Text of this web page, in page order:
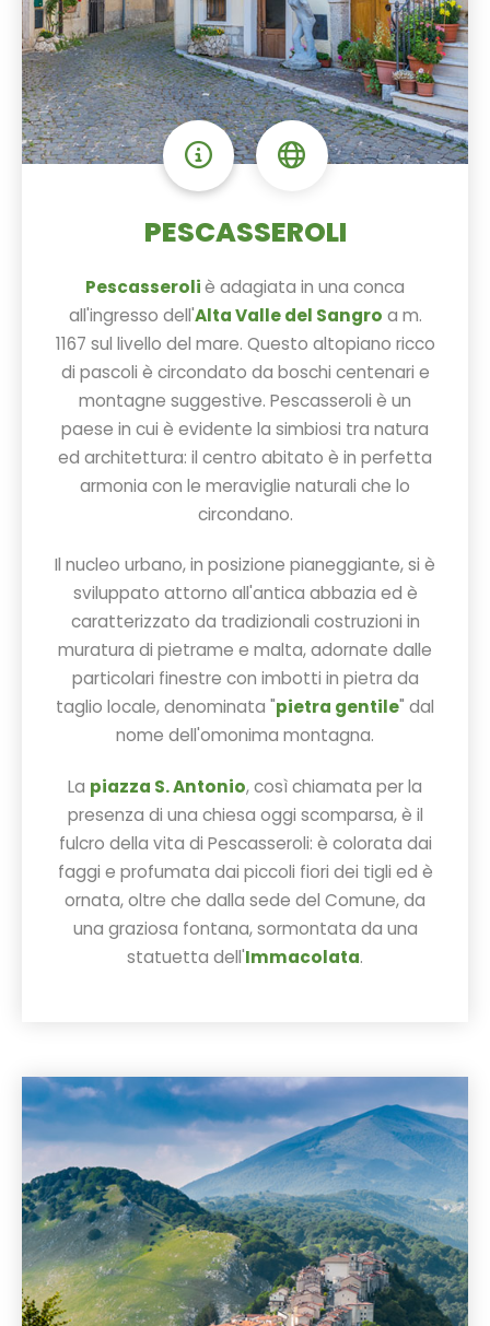
PESCASSEROLI
Pescasseroliè adagiata in una conca
all'ingresso dell'Alta Valle del Sangro a m.
1167 sul livello del mare. Questo altopiano ricco
di pascoli è circondato da boschi centenari e
montagne suggestive. Pescasseroli è un
paese in cui è evidente la simbiosi tra natura
ed architettura: il centro abitato è in perfetta
armonia con le meraviglie naturali che lo
circondano.
Il nucleo urbano, in posizione pianeggiante, si è
sviluppato attorno all'antica abbazia ed è
caratterizzato da tradizionali costruzioni in
muratura di pietrame e malta, adornate dalle
particolari finestre con imbotti in pietra da
taglio locale, denominata "pietra gentile" dal
nome dell'omonima montagna.
La piazza S. Antonio, così chiamata per la
presenza di una chiesa oggi scomparsa, è il
fulcro della vita di Pescasseroli: è colorata dai
faggi e profumata dai piccoli fiori dei tigli ed è
ornata, oltre che dalla sede del Comune, da
una graziosa fontana, sormontata da una
statuetta dell'Immacolata.